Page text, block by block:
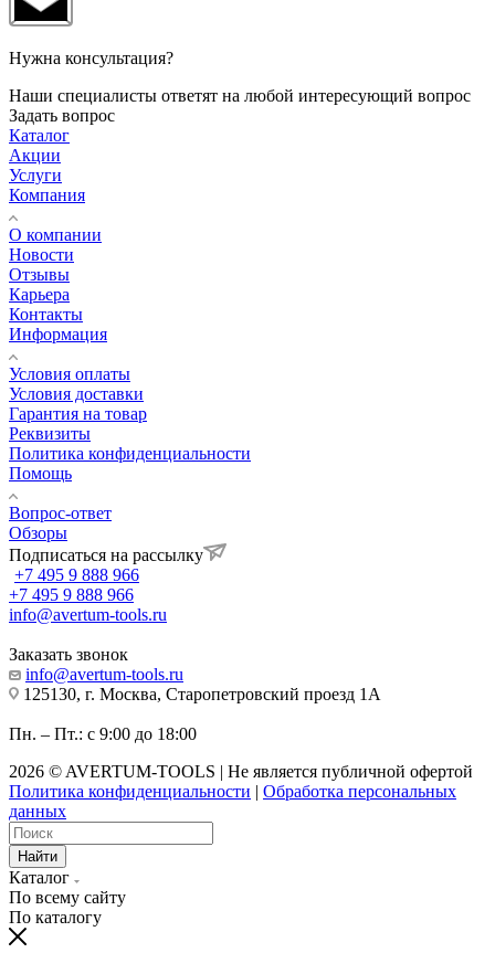
Нужна консультация?
Наши специалисты ответят на любой интересующий вопрос
Задать вопрос
Каталог
Акции
Услуги
Компания
О компании
Новости
Отзывы
Карьера
Контакты
Информация
Условия оплаты
Условия доставки
Гарантия на товар
Реквизиты
Политика конфиденциальности
Помощь
Вопрос-ответ
Обзоры
Подписаться на рассылку
+7 495 9 888 966
+7 495 9 888 966
info@avertum-tools.ru
Заказать звонок
info@avertum-tools.ru
125130, г. Москва, Старопетровский проезд 1А
Пн. – Пт.: с 9:00 до 18:00
2026 © AVERTUM-TOOLS | Не является публичной офертой
Политика конфиденциальности | Обработка персональных
данных
Найти
Каталог
По всему сайту
По каталогу